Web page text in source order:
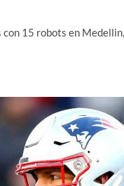
15 robots en